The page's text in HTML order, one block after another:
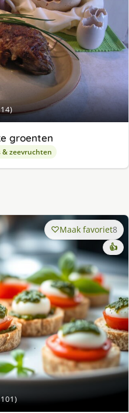
groenten
& zeevruchten
Maak favoriet8
👍